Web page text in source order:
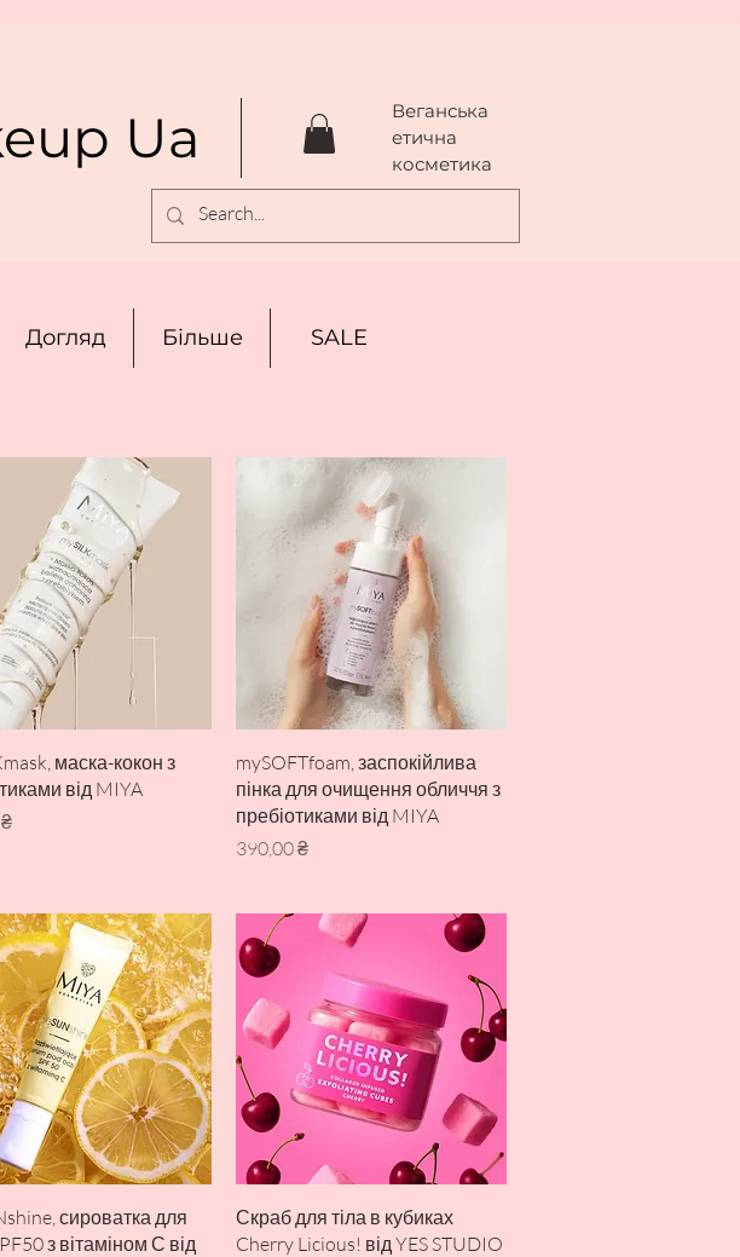
Ua
Веганська
етична
косметика
Догляд Більше SALE
Швидкий перегляд
маска-кокон з
від MIYA
Швидкий перегляд
mySOFTfoam, заспокійлива
пінка для очищення обличчя з
пребіотиками від MIYA
Ціна
390,00 ₴
Швидкий перегляд
сироватка для
з вітаміном С від
Швидкий перегляд
Скраб для тіла в кубиках
Cherry Licious! від YES STUDIO